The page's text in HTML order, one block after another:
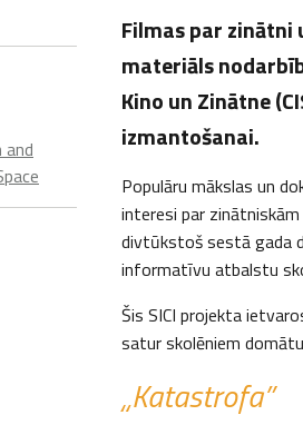
and
Filmas par
materiāls
Kino un Zinātne
izmantošanai.
Populāru mākslas un
interesi par
divtūkstoš sestā gada
informatīvu atbalstu
Šis SICI projekta
satur skolēniem
„Katastrofa”